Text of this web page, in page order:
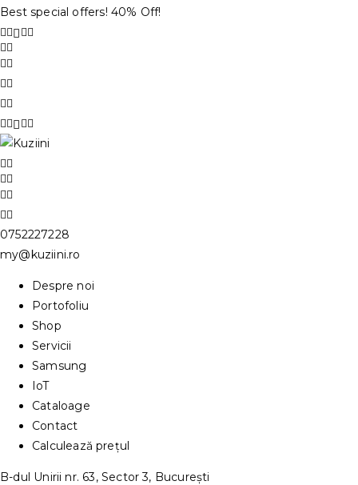
Best special offers! 40% Off!
0752227228
my@kuziini.ro
Despre noi
Portofoliu
Shop
Servicii
Samsung
IoT
Cataloage
Contact
Calculează prețul
B-dul Unirii nr. 63, Sector 3, București